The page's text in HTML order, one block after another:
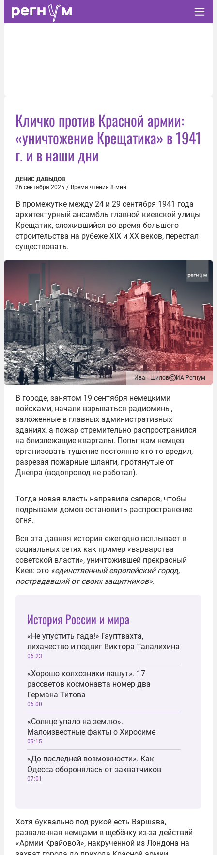
Кличко против Красной армии:
«уничтожение Крещатика» в 1941
г. и в наши дни
ДЕНИС ДАВЫДОВ
26 сентября 2025 / Время чтения 8 мин
В промежутке между 24 и 29 сентября 1941 года
архитектурный ансамбль главной киевской улицы
Крещатик, сложившийся во время большого
строительства на рубеже XIX и XX веков, перестал
существовать.
Иван Шилов ИА Регнум
В городе, занятом 19 сентября немецкими
войсками, начали взрываться радиомины,
заложенные в главных административных
зданиях, а пожар стремительно распространился
на близлежащие кварталы. Попыткам немцев
организовать тушение постоянно кто-то вредил,
разрезая пожарные шланги, протянутые от
Днепра (водопровод не работал).
Тогда новая власть направила саперов, чтобы
подрывами домов остановить распространение
огня.
Вся эта давняя история ежегодно всплывает в
социальных сетях как пример «варварства
советской власти», уничтожившей прекрасный
Киев: это «единственный европейский город,
пострадавший от своих защитников».
История России и мира
«Не упустить гада!» Гауптвахта,
лихачество и подвиг Виктора Талалихина
06:23
«Хорошо колхозники пашут». 17
рассветов космонавта номер два
Германа Титова
06:00
«Солнце упало на землю».
Малоизвестные факты о Хиросиме
05:15
«До последней возможности». Как
Одесса оборонялась от захватчиков
07:01
Хотя буквально под рукой есть Варшава,
разваленная немцами в щебёнку из-за действий
«Армии Крайовой», накрученной из Лондона на